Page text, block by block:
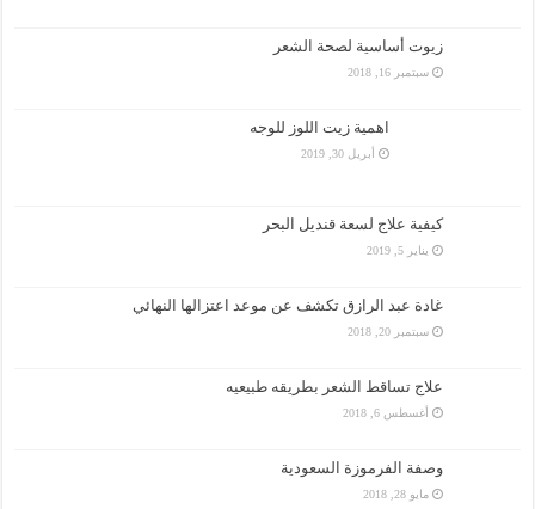
زيوت أساسية لصحة الشعر
سبتمبر 16, 2018
اهمية زيت اللوز للوجه
أبريل 30, 2019
كيفية علاج لسعة قنديل البحر
يناير 5, 2019
غادة عبد الرازق تكشف عن موعد اعتزالها النهائي
سبتمبر 20, 2018
علاج تساقط الشعر بطريقه طبيعيه
أغسطس 6, 2018
وصفة الفرموزة السعودية
مايو 28, 2018